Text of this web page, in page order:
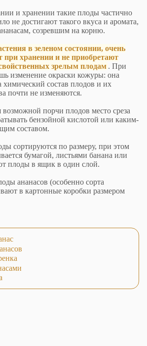
и хранении такие плоды частично
не достигают такого вкуса и аромата,
созревшим на корню.
в зеленом состоянии, очень
при хранении и не приобретают
зрелым плодам . При
изменение окраски кожуры: она
химический состав плодов и их
почти не изменяются.
порчи плодов место среза
бензойной кислотой или каким-
составом.
сортируются по размеру, при этом
бумагой, листьями банана или
плоды в ящик в один слой.
ананасов (особенно сорта
в картонные коробки размером